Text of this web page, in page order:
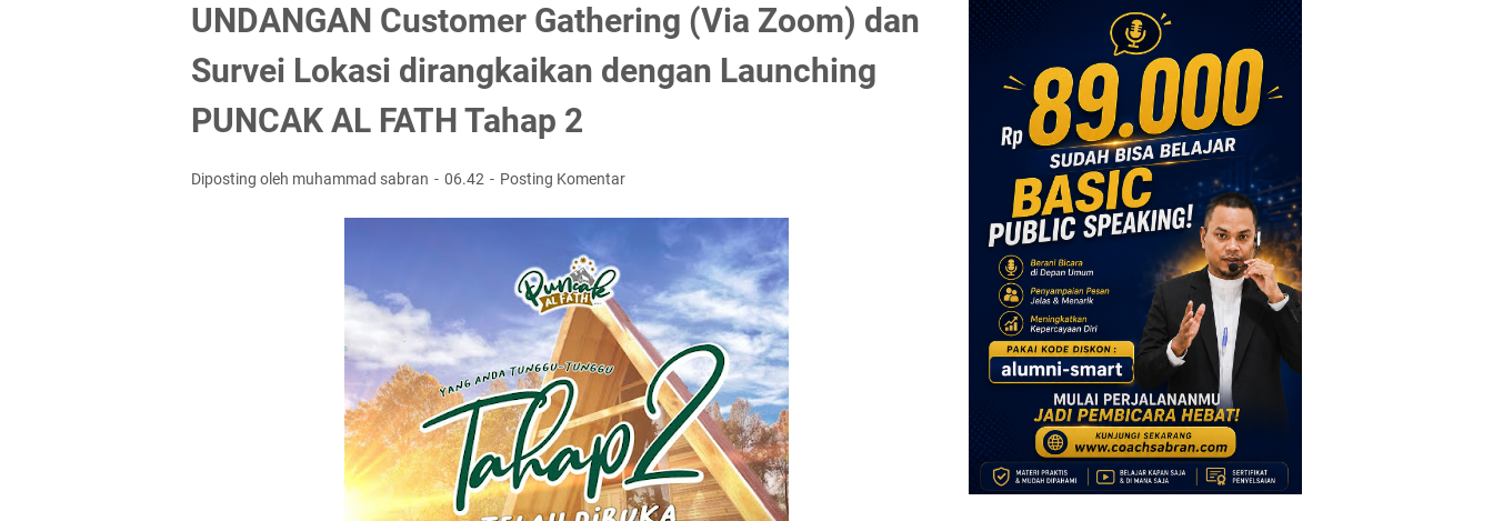
UNDANGAN Customer Gathering (Via Zoom) dan
Survei Lokasi dirangkaikan dengan Launching
PUNCAK AL FATH Tahap 2
Diposting oleh muhammad sabran 06.42 Posting Komentar